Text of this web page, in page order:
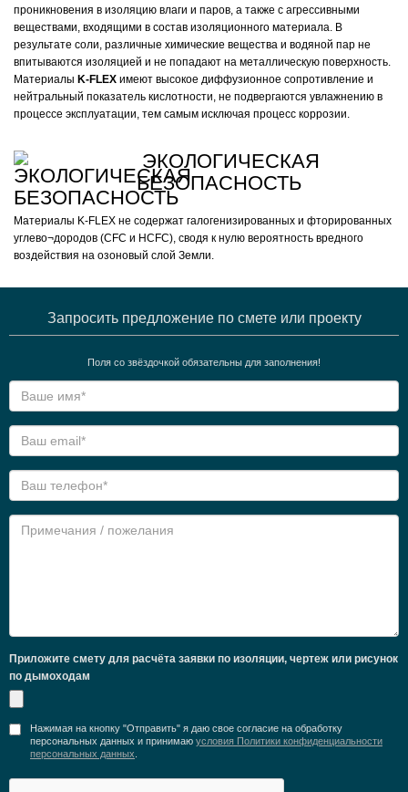
проникновения в изоляцию влаги и паров, а также с агрессивными
веществами, входящими в состав изоляционного материала. В
результате соли, различные химические вещества и водяной пар не
впитываются изоляцией и не попадают на металлическую поверхность.
Материалы K-FLEX имеют высокое диффузионное сопротивление и
нейтральный показатель кислотности, не подвергаются увлажнению в
процессе эксплуатации, тем самым исключая процесс коррозии.
ЭКОЛОГИЧЕСКАЯ
БЕЗОПАСНОСТЬ
Материалы K-FLEX не содержат галогенизированных и фторированных
углево¬дородов (CFC и HCFC), сводя к нулю вероятность вредного
воздействия на озоновый слой Земли.
Запросить предложение по смете или проекту
Поля со звёздочкой обязательны для заполнения!
Приложите смету для расчёта заявки по изоляции, чертеж или рисунок
по дымоходам
Нажимая на кнопку "Отправить" я даю свое согласие на обработку
персональных данных и принимаю условия Политики конфиденциальности
персональных данных